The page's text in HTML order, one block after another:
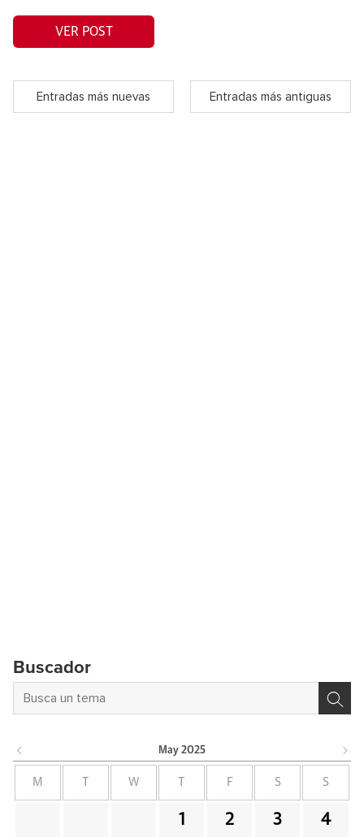
VER POST
Entradas más nuevas Entradas más antiguas
Buscador
May 2025
M W F S S
1 2 3 4